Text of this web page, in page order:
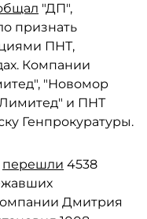
"ДП",
признать
ПНТ,
Компании
"Новомор
и ПНТ
Генпрокуратуры.
перешли 4538
Дмитрия